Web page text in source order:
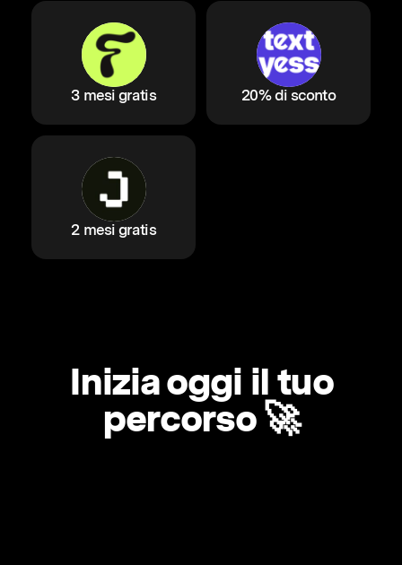
3 mesi gratis 20% di sconto
2 mesi gratis
Inizia oggi il tuo
percorso 🚀